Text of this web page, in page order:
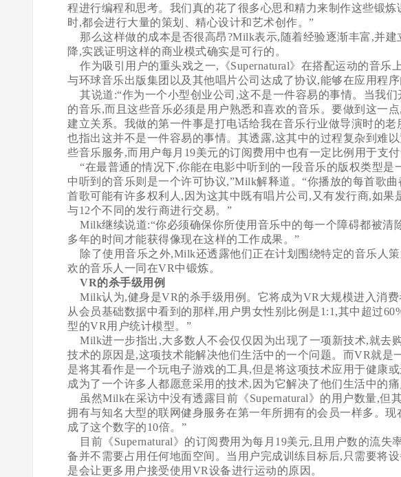
程进行编程和思考。我们真的花了很多心思和精力来制作这些锻
时,都会进行大量的策划、精心设计和艺术创作。”
那么这样做的成本是否很高昂?Milk表示,随着经验逐渐丰富,并建
降,实践证明这样的商业模式确实是可行的。
作为吸引用户的重头戏之一,《Supernatural》在搭配运动的音乐
与环球音乐出版集团以及其他唱片公司达成了协议,能够在应用程
其说道:“作为一个小型创业公司,这不是一件容易的事情。当我
的音乐,而且这些音乐必须是用户熟悉和喜欢的音乐。要做到这一
建立关系。我做的第一件事是打电话给我在音乐行业做导演时的
也指出这并不是一件容易的事情。其透露,这其中的过程复杂到难
些音乐服务,而用户每月19美元的订阅费用中也有一定比例用于支付
“在最普通的情况下,你能在电影中听到的一段音乐的版权类型是
中听到的音乐则是一个许可协议,”Milk解释道。“你播放的每首歌
首歌可能有许多权利人,因为这其中既有唱片公司,又有发行商,如果
与12个不同的发行商进行交易。”
Milk继续说道:“你必须确保你所使用音乐中的每一个障碍都被清
多年的时间才能获得像现在这样的工作成果。”
除了使用音乐之外,Milk还透露他们正在计划围绕特定的音乐人
欢的音乐人一同在VR中锻炼。
VR的杀手级用例
Milk认为,健身是VR的杀手级用例。它将成为VR大规模进入消费
从会员基础数据中看到的那样,用户男女性别比例是1:1,其中超过
型的VR用户统计模型。”
Milk进一步指出,大多数人不会仅仅因为出现了一项新技术,就去
技术的原因是,这项技术能解决他们生活中的一个问题。而VR就是
是将其看作是一个玩电子游戏的工具,但是将这项技术应用于健康
成为了一个许多人都愿意采用的技术,因为它解决了他们生活中的痛
虽然Milk在采访中没有透露目前《Supernatural》的用户数量,但
拥有与知名大型的联网健身服务在第一年所拥有的会员一样多。
成了这个数字的10倍。”
目前《Supernatural》的订阅费用为每月19美元,且用户数的流失
备并不需要占用任何地面空间。当用户完成训练目标后,只需要将
是会让更多用户接受使用VR设备进行运动的原因。